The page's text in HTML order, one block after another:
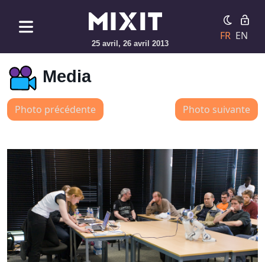
25 avril, 26 avril 2013
FR EN
Media
Photo précédente Photo suivante